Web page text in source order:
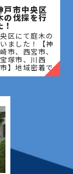
戸市中央区
の伐採を行
区にて庭木の
ました！【神
市、西宮市、
塚市、川西
】地域密着で
・剪定・草刈
談ください！